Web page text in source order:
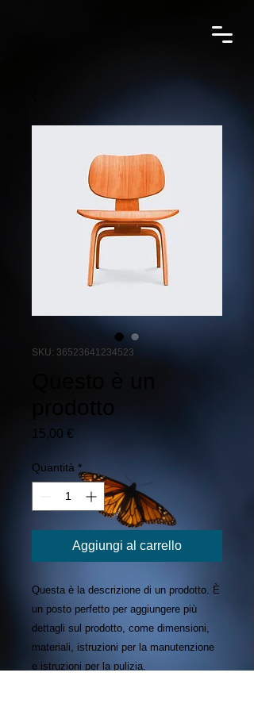
SKU: 36523641234523
prodotto
15,00 €
Quantità *
Aggiungi al carrello
Questa è la descrizione di un prodotto. È
un posto perfetto per aggiungere più
dettagli sul prodotto, come dimensioni,
materiali, istruzioni per la manutenzione
e istruzioni per la pulizia.